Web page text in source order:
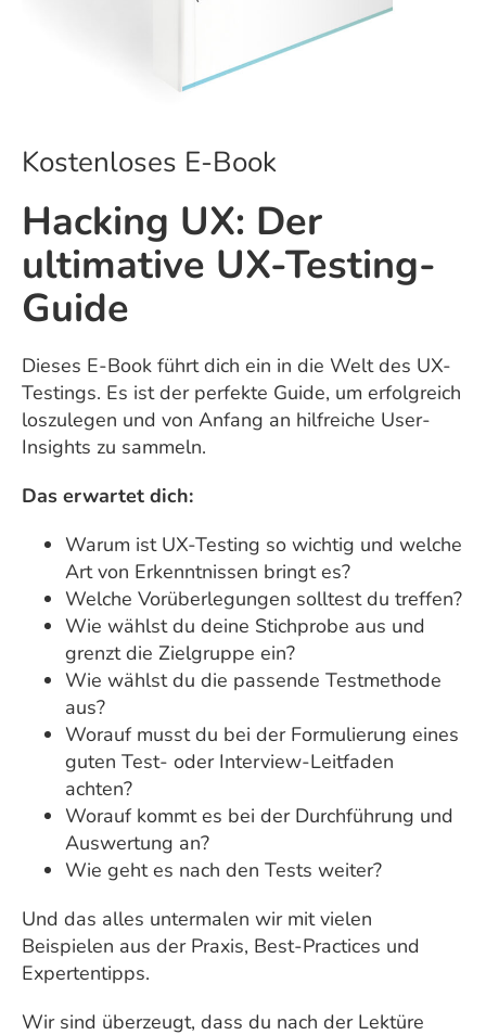
Kostenloses E-Book
Hacking UX: Der
ultimative UX-Testing-
Guide
Dieses E-Book führt dich ein in die Welt des UX-
Testings. Es ist der perfekte Guide, um erfolgreich
loszulegen und von Anfang an hilfreiche User-
Insights zu sammeln.
Das erwartet dich:
Warum ist UX-Testing so wichtig und welche
Art von Erkenntnissen bringt es?
Welche Vorüberlegungen solltest du treffen?
Wie wählst du deine Stichprobe aus und
grenzt die Zielgruppe ein?
Wie wählst du die passende Testmethode
aus?
Worauf musst du bei der Formulierung eines
guten Test- oder Interview-Leitfaden
achten?
Worauf kommt es bei der Durchführung und
Auswertung an?
Wie geht es nach den Tests weiter?
Und das alles untermalen wir mit vielen
Beispielen aus der Praxis, Best-Practices und
Expertentipps.
Wir sind überzeugt, dass du nach der Lektüre